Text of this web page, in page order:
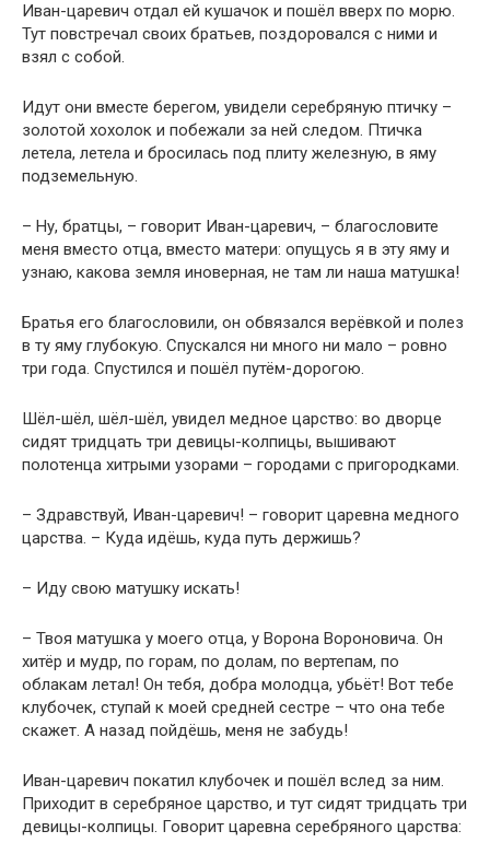
Иван-царевич отдал ей кушачок и пошёл вверх по морю.
Тут повстречал своих братьев, поздоровался с ними и
взял с собой.
Идут они вместе берегом, увидели серебряную птичку –
золотой хохолок и побежали за ней следом. Птичка
летела, летела и бросилась под плиту железную, в яму
подземельную.
– Ну, братцы, – говорит Иван-царевич, – благословите
меня вместо отца, вместо матери: опущусь я в эту яму и
узнаю, какова земля иноверная, не там ли наша матушка!
Братья его благословили, он обвязался верёвкой и полез
в ту яму глубокую. Спускался ни много ни мало – ровно
три года. Спустился и пошёл путём-дорогою.
Шёл-шёл, шёл-шёл, увидел медное царство: во дворце
сидят тридцать три девицы-колпицы, вышивают
полотенца хитрыми узорами – городами с пригородками.
– Здравствуй, Иван-царевич! – говорит царевна медного
царства. – Куда идёшь, куда путь держишь?
– Иду свою матушку искать!
– Твоя матушка у моего отца, у Ворона Вороновича. Он
хитёр и мудр, по горам, по долам, по вертепам, по
облакам летал! Он тебя, добра молодца, убьёт! Вот тебе
клубочек, ступай к моей средней сестре – что она тебе
скажет. А назад пойдёшь, меня не забудь!
Иван-царевич покатил клубочек и пошёл вслед за ним.
Приходит в серебряное царство, и тут сидят тридцать три
девицы-колпицы. Говорит царевна серебряного царства: